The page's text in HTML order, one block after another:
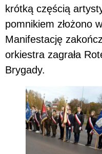
krótką częścią
pomnikiem złożono
Manifestację
orkiestra zagrała
Brygady.